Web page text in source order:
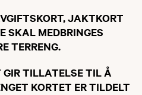
JAKTKORT
SKAL MEDBRINGES
TERRENG.
TILLATELSE TIL Å
KORTET ER TILDELT